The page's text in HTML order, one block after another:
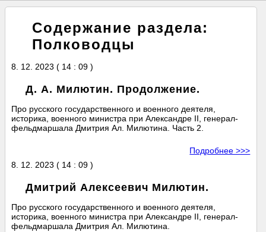
Содержание раздела:
Полководцы
8. 12. 2023 ( 14 : 09 )
Д. А. Милютин. Продолжение.
Про русского государственного и военного деятеля,
историка, военного министра при Александре II, генерал-
фельдмаршала Дмитрия Ал. Милютина. Часть 2.
Подробнее >>>
8. 12. 2023 ( 14 : 09 )
Дмитрий Алексеевич Милютин.
Про русского государственного и военного деятеля,
историка, военного министра при Александре II, генерал-
фельдмаршала Дмитрия Ал. Милютина.